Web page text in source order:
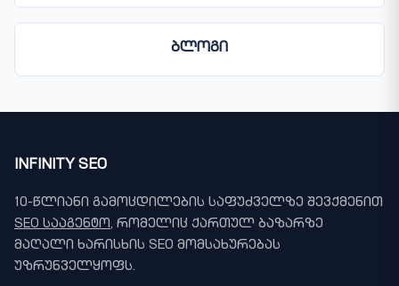
ბლოგი
INFINITY SEO
10-წლიანი გამოცდილების საფუძველზე შევქმენით
SEO სააგენტო, რომელიც ქართულ ბაზარზე
მაღალი ხარისხის SEO მომსახურებას
უზრუნველყოფს.